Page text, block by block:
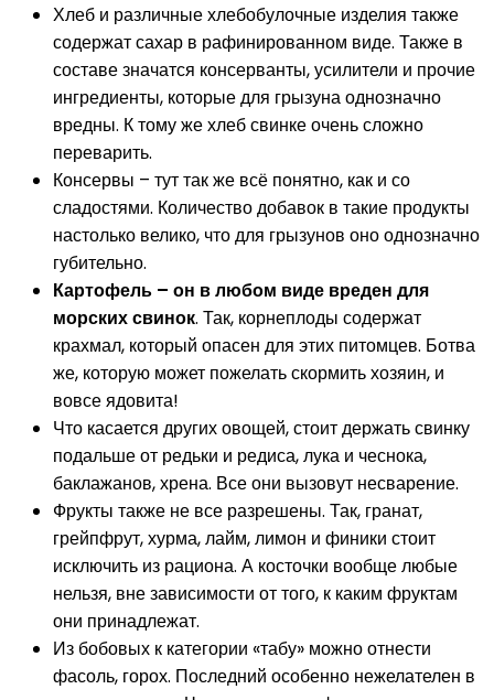
Хлеб и различные хлебобулочные изделия также
содержат сахар в рафинированном виде. Также в
составе значатся консерванты, усилители и прочие
ингредиенты, которые для грызуна однозначно
вредны. К тому же хлеб свинке очень сложно
переварить.
Консервы – тут так же всё понятно, как и со
сладостями. Количество добавок в такие продукты
настолько велико, что для грызунов оно однозначно
губительно.
Картофель – он в любом виде вреден для
морских свинок. Так, корнеплоды содержат
крахмал, который опасен для этих питомцев. Ботва
же, которую может пожелать скормить хозяин, и
вовсе ядовита!
Что касается других овощей, стоит держать свинку
подальше от редьки и редиса, лука и чеснока,
баклажанов, хрена. Все они вызовут несварение.
Фрукты также не все разрешены. Так, гранат,
грейпфрут, хурма, лайм, лимон и финики стоит
исключить из рациона. А косточки вообще любые
нельзя, вне зависимости от того, к каким фруктам
они принадлежат.
Из бобовых к категории «табу» можно отнести
фасоль, горох. Последний особенно нежелателен в